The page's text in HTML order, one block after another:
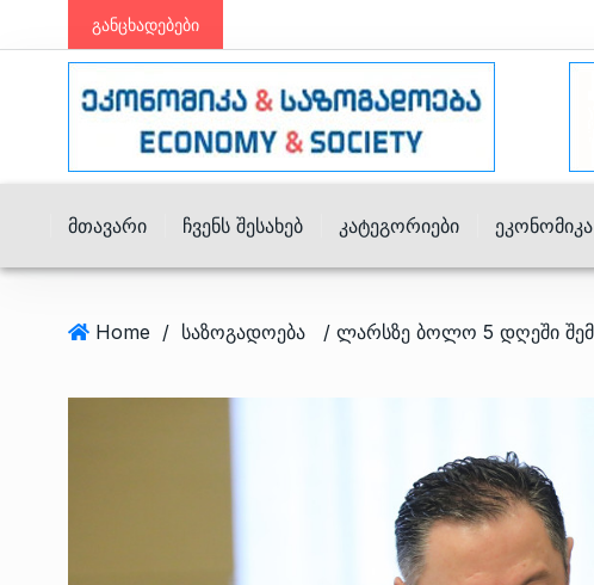
განცხადებები
Მთავარი Ჩვენს Შესახებ Კატეგორიები Ეკონომიკა
Home / საზოგადოება